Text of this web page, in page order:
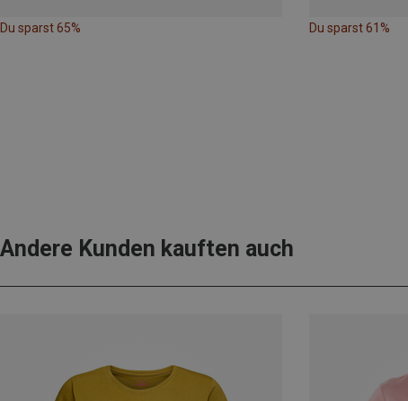
Du sparst 65% Du sparst 61%
Andere Kunden kauften auch